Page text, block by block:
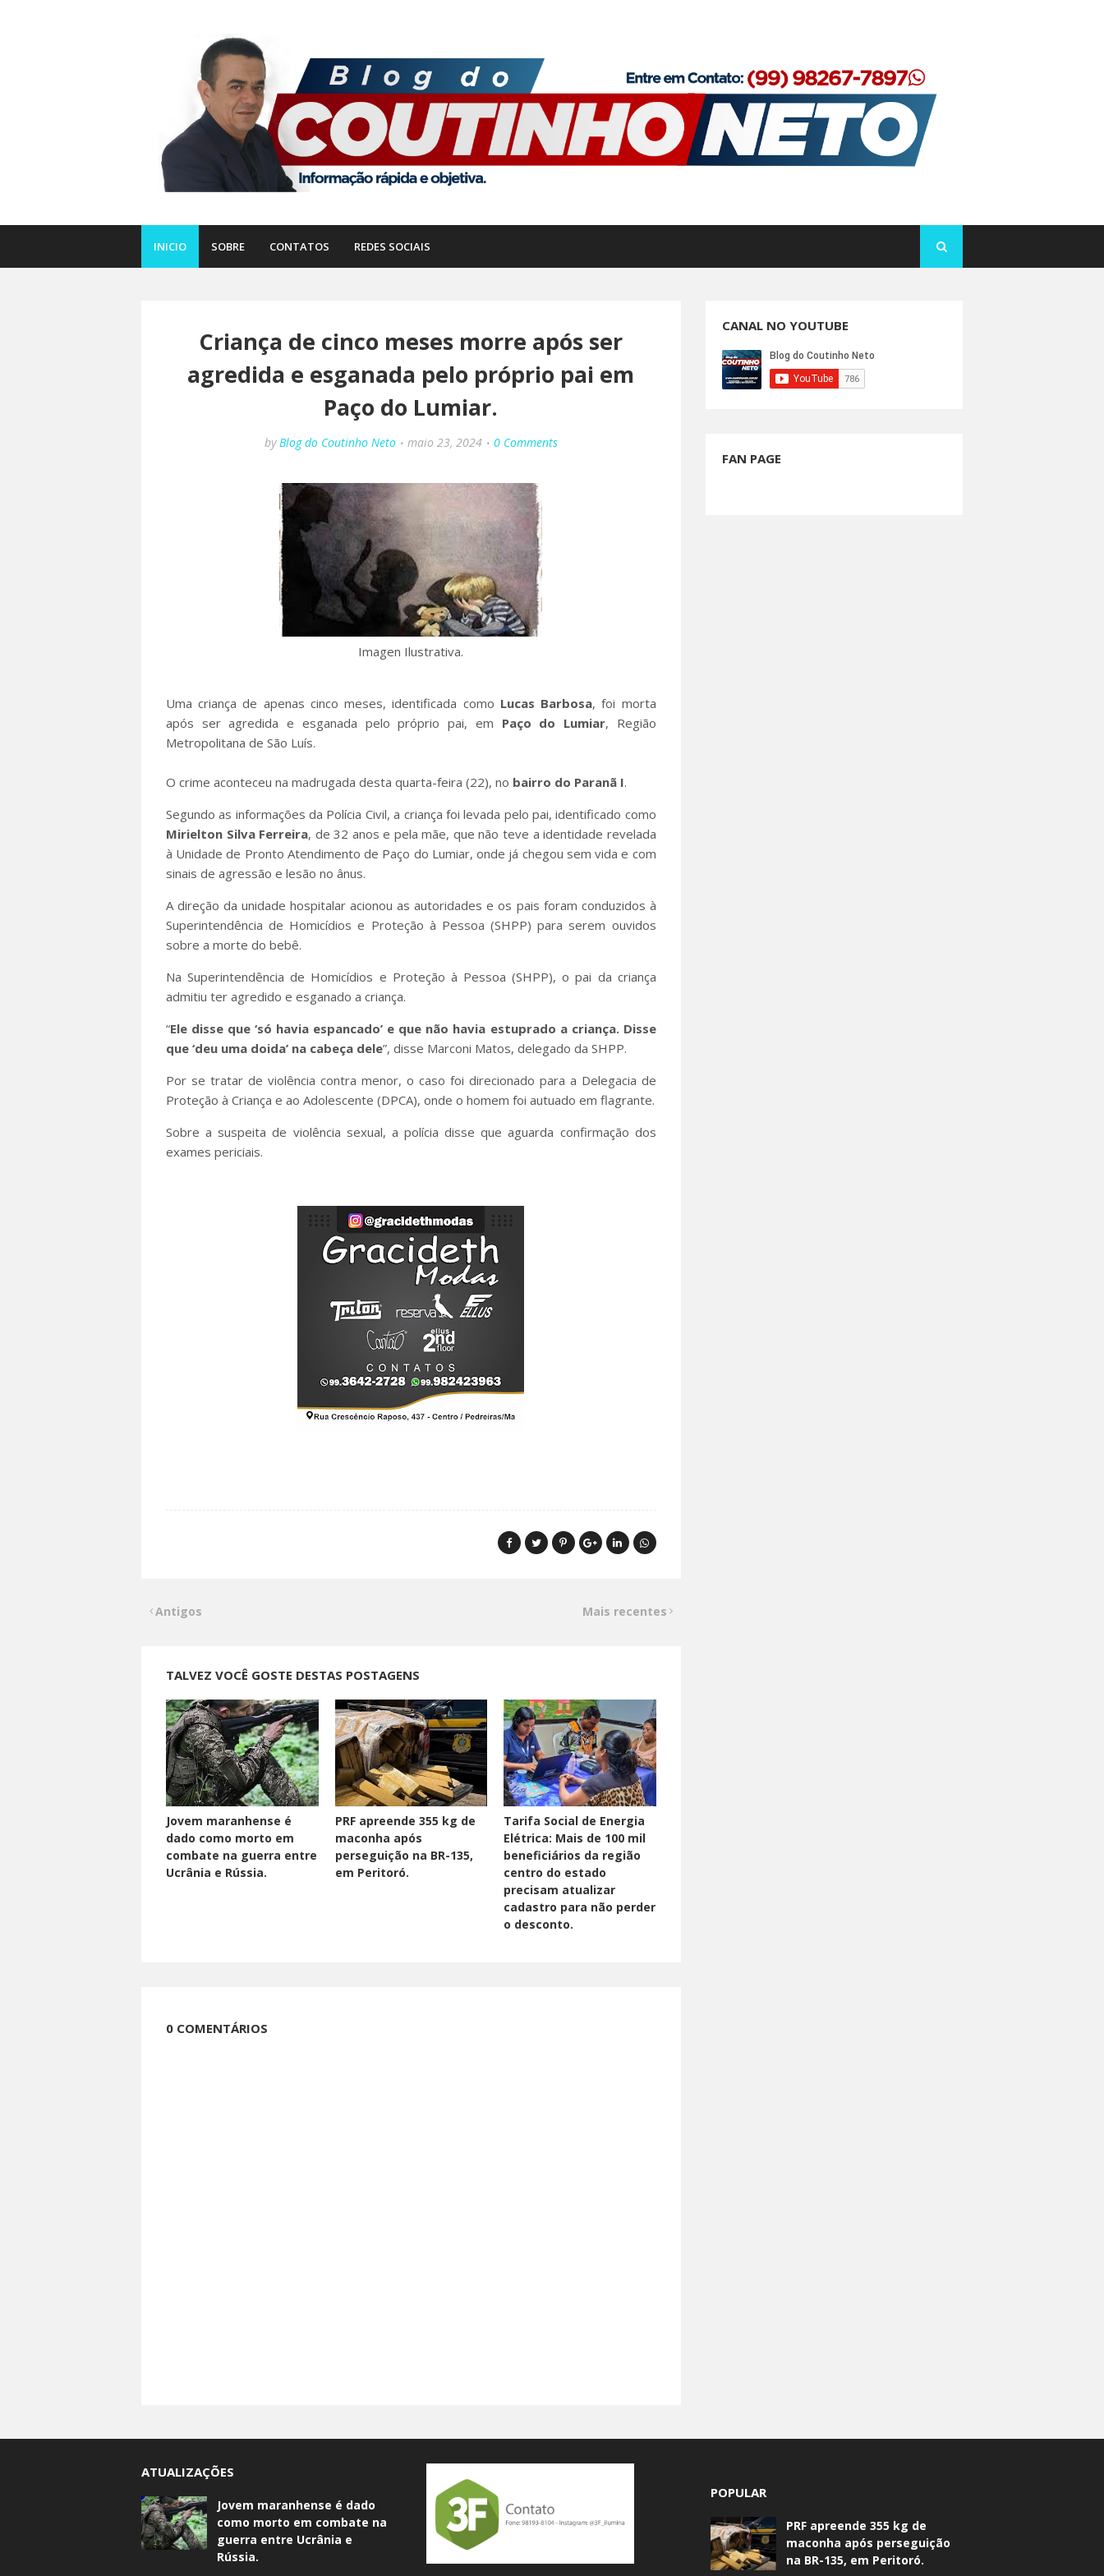
INICIO SOBRE CONTATOS REDES SOCIAIS
Criança de cinco meses morre após ser
agredida e esganada pelo próprio pai em
Paço do Lumiar.
by Blog do Coutinho Neto maio 23, 2024 0 Comments
Imagen Ilustrativa.
Uma criança de apenas cinco meses, identificada como Lucas Barbosa, foi morta
após ser agredida e esganada pelo próprio pai, em Paço do Lumiar, Região
Metropolitana de São Luís.
O crime aconteceu na madrugada desta quarta-feira (22), no bairro do Paranã I.
Segundo as informações da Polícia Civil, a criança foi levada pelo pai, identificado como
Mirielton Silva Ferreira, de 32 anos e pela mãe, que não teve a identidade revelada
à Unidade de Pronto Atendimento de Paço do Lumiar, onde já chegou sem vida e com
sinais de agressão e lesão no ânus.
A direção da unidade hospitalar acionou as autoridades e os pais foram conduzidos à
Superintendência de Homicídios e Proteção à Pessoa (SHPP) para serem ouvidos
sobre a morte do bebê.
Na Superintendência de Homicídios e Proteção à Pessoa (SHPP), o pai da criança
admitiu ter agredido e esganado a criança.
“Ele disse que ‘só havia espancado’ e que não havia estuprado a criança. Disse
que ‘deu uma doida’ na cabeça dele”, disse Marconi Matos, delegado da SHPP.
Por se tratar de violência contra menor, o caso foi direcionado para a Delegacia de
Proteção à Criança e ao Adolescente (DPCA), onde o homem foi autuado em flagrante.
Sobre a suspeita de violência sexual, a polícia disse que aguarda confirmação dos
exames periciais.
Mais recentes
Antigos
TALVEZ VOCÊ GOSTE DESTAS POSTAGENS
Jovem maranhense é
dado como morto em
combate na guerra entre
Ucrânia e Rússia.
PRF apreende 355 kg de
maconha após
perseguição na BR-135,
em Peritoró.
Tarifa Social de Energia
Elétrica: Mais de 100 mil
beneficiários da região
centro do estado
precisam atualizar
cadastro para não perder
o desconto.
0 COMENTÁRIOS
CANAL NO YOUTUBE
FAN PAGE
ATUALIZAÇÕES
Jovem maranhense é dado
como morto em combate na
guerra entre Ucrânia e
Rússia.
POPULAR
PRF apreende 355 kg de
maconha após perseguição
na BR-135, em Peritoró.